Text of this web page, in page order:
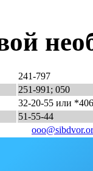
241-797
251-991; 050
32-20-55 или *406
51-55-44